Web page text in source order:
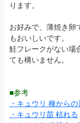
ります。
お好みで、薄焼き卵
もおいしいです。
鮭フレークがない場
ても構いません。
■参考
・キュウリ 種から
・キュウリ苗 枯れる